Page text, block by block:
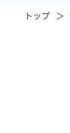
トップ